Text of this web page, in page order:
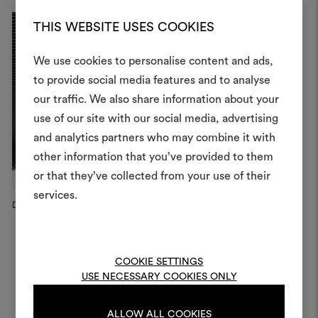
THIS WEBSITE USES COOKIES
We use cookies to personalise content and ads,
to provide social media features and to analyse
our traffic. We also share information about your
use of our site with our social media, advertising
and analytics partners who may combine it with
other information that you’ve provided to them
or that they’ve collected from your use of their
services.
COOKIE SETTINGS
USE NECESSARY COOKIES ONLY
ALLOW ALL COOKIES
Dedar Campaign, 2025
Créer
Un instrument interactif
à vos idées et les partager,
des matériaux et des